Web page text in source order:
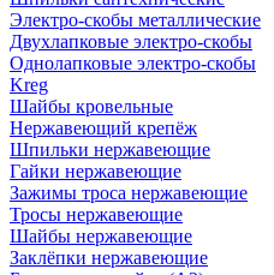
Электро-скобы металлические
Двухлапковые электро-скобы
Однолапковые электро-скобы
Kreg
Шайбы кровельные
Нержавеющий крепёж
Шпильки нержавеющие
Гайки нержавеющие
Зажимы троса нержавеющие
Тросы нержавеющие
Шайбы нержавеющие
Заклёпки нержавеющие